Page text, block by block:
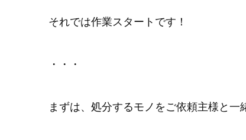
それでは作業スタートです！
・・・
まずは、処分するモノをご依頼主様と一